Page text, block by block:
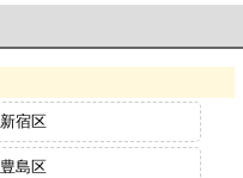
新宿区
豊島区